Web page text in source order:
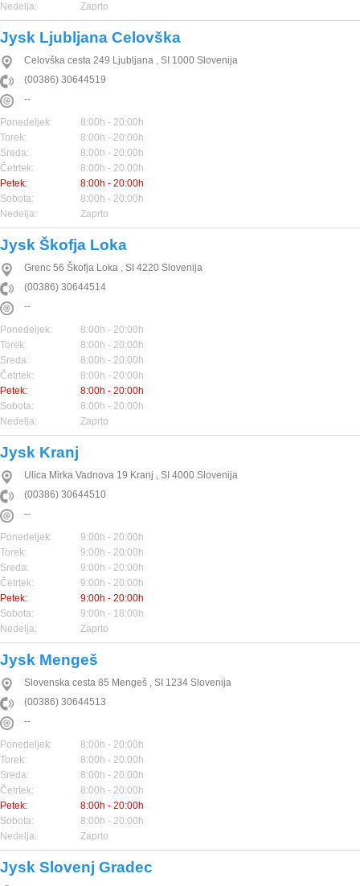
Nedelja:
Zaprto
Jysk Ljubljana Celovška
Celovška cesta 249 Ljubljana , SI 1000 Slovenija
(00386) 30644519
--
Ponedeljek:
8:00h - 20:00h
Torek:
8:00h - 20:00h
Sreda:
8:00h - 20:00h
Četrtek:
8:00h - 20:00h
Petek:
8:00h - 20:00h
Sobota:
8:00h - 20:00h
Nedelja:
Zaprto
Jysk Škofja Loka
Grenc 56 Škofja Loka , SI 4220 Slovenija
(00386) 30644514
--
Ponedeljek:
8:00h - 20:00h
Torek:
8:00h - 20:00h
Sreda:
8:00h - 20:00h
Četrtek:
8:00h - 20:00h
Petek:
8:00h - 20:00h
Sobota:
8:00h - 20:00h
Nedelja:
Zaprto
Jysk Kranj
Ulica Mirka Vadnova 19 Kranj , SI 4000 Slovenija
(00386) 30644510
--
Ponedeljek:
9:00h - 20:00h
Torek:
9:00h - 20:00h
Sreda:
9:00h - 20:00h
Četrtek:
9:00h - 20:00h
Petek:
9:00h - 20:00h
Sobota:
9:00h - 18:00h
Nedelja:
Zaprto
Jysk Mengeš
Slovenska cesta 85 Mengeš , SI 1234 Slovenija
(00386) 30644513
--
Ponedeljek:
8:00h - 20:00h
Torek:
8:00h - 20:00h
Sreda:
8:00h - 20:00h
Četrtek:
8:00h - 20:00h
Petek:
8:00h - 20:00h
Sobota:
8:00h - 20:00h
Nedelja:
Zaprto
Jysk Slovenj Gradec